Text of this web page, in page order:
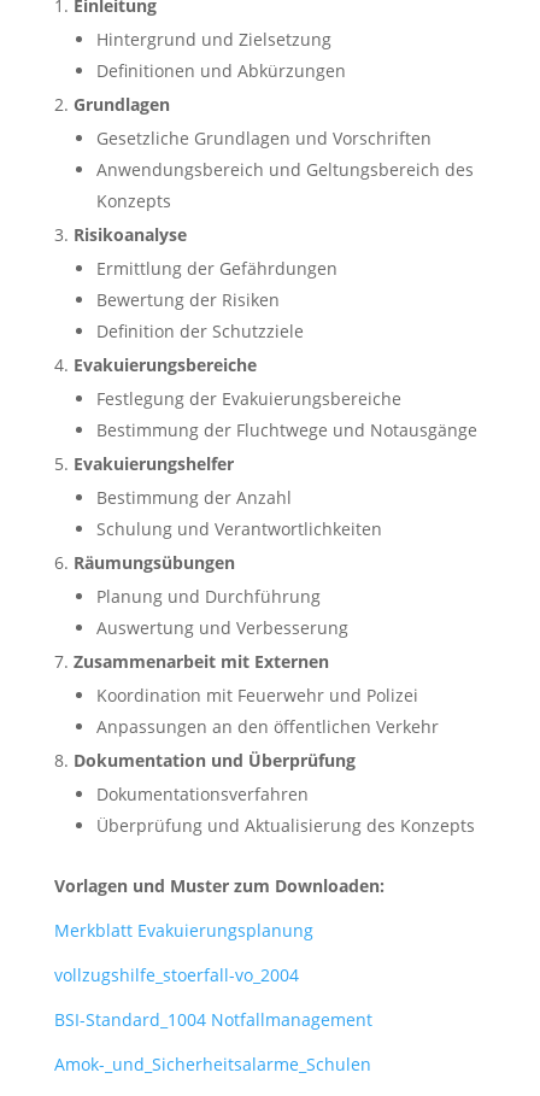
Einleitung
Hintergrund und Zielsetzung
Definitionen und Abkürzungen
Grundlagen
Gesetzliche Grundlagen und Vorschriften
Anwendungsbereich und Geltungsbereich des
Konzepts
Risikoanalyse
Ermittlung der Gefährdungen
Bewertung der Risiken
Definition der Schutzziele
Evakuierungsbereiche
Festlegung der Evakuierungsbereiche
Bestimmung der Fluchtwege und Notausgänge
Evakuierungshelfer
Bestimmung der Anzahl
Schulung und Verantwortlichkeiten
Räumungsübungen
Planung und Durchführung
Auswertung und Verbesserung
Zusammenarbeit mit Externen
Koordination mit Feuerwehr und Polizei
Anpassungen an den öffentlichen Verkehr
Dokumentation und Überprüfung
Dokumentationsverfahren
Überprüfung und Aktualisierung des Konzepts
Vorlagen und Muster zum Downloaden:
Merkblatt Evakuierungsplanung
vollzugshilfe_stoerfall-vo_2004
BSI-Standard_1004 Notfallmanagement
Amok-_und_Sicherheitsalarme_Schulen